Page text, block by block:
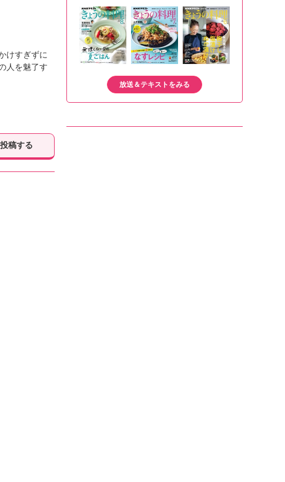
けすぎずに
人を魅了す
稿する
放送＆テキストをみる